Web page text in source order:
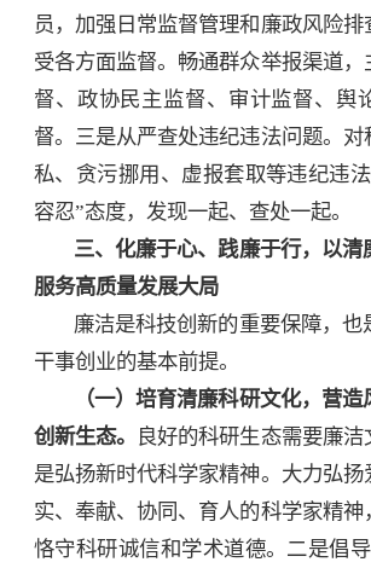
员，加强日常监督管理和廉政风险
受各方面监督。畅通群众举报渠道，
督、政协民主监督、审计监督、舆
督。三是从严查处违纪违法问题。对
私、贪污挪用、虚报套取等违纪违
容忍”态度，发现一起、查处一起。
三、化廉于心、践廉于行，以清
服务高质量发展大局
廉洁是科技创新的重要保障，也
干事创业的基本前提。
（一）培育清廉科研文化，营
创新生态。
良好的科研生态需要廉
是弘扬新时代科学家精神。大力弘扬
实、奉献、协同、育人的科学家精神
恪守科研诚信和学术道德。二是倡